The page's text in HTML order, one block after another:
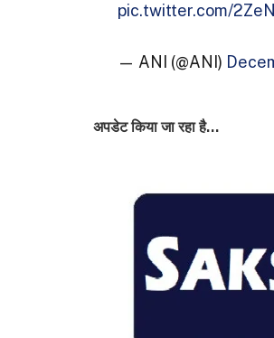
pic.twitter.com/
— ANI (@ANI)
अपडेट किया जा रहा है…